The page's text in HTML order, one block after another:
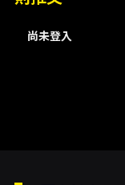
弦樂四重
Emerson
尚未登入